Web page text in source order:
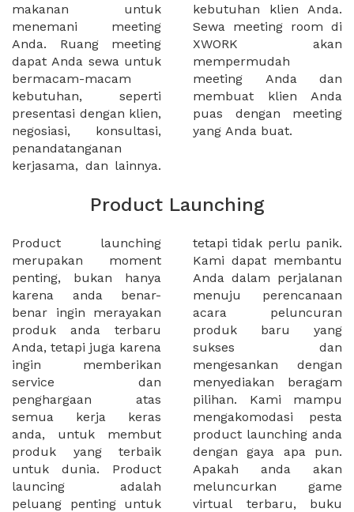
makanan untuk
menemani meeting
Anda. Ruang meeting
dapat Anda sewa untuk
bermacam-macam
kebutuhan, seperti
presentasi dengan klien,
negosiasi, konsultasi,
penandatanganan
kerjasama, dan lainnya.
kebutuhan klien Anda.
Sewa meeting room di
XWORK akan
mempermudah
meeting Anda dan
membuat klien Anda
puas dengan meeting
yang Anda buat.
Product Launching
Product launching
merupakan moment
penting, bukan hanya
karena anda benar-
benar ingin merayakan
produk anda terbaru
Anda, tetapi juga karena
ingin memberikan
service dan
penghargaan atas
semua kerja keras
anda, untuk membut
produk yang terbaik
untuk dunia. Product
launcing adalah
peluang penting untuk
tetapi tidak perlu panik.
Kami dapat membantu
Anda dalam perjalanan
menuju perencanaan
acara peluncuran
produk baru yang
sukses dan
mengesankan dengan
menyediakan beragam
pilihan. Kami mampu
mengakomodasi pesta
product launching anda
dengan gaya apa pun.
Apakah anda akan
meluncurkan game
virtual terbaru, buku